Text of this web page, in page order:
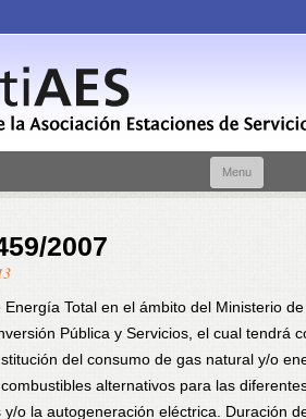
Menu
2007
Total en el ámbito del Ministerio de
Pública y Servicios, el cual tendrá
del consumo de gas natural y/o
alternativos para las
o la autogeneración eléctrica. Duración